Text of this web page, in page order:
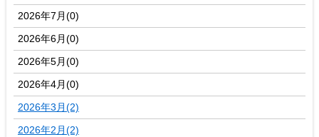
2026年7月(0)
2026年6月(0)
2026年5月(0)
2026年4月(0)
2026年3月(2)
2026年2月(2)